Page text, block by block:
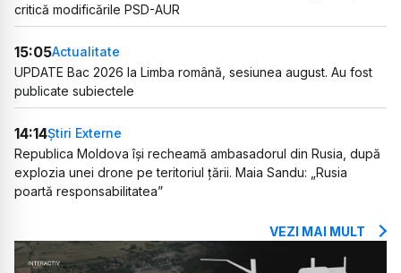
critică modificările PSD-AUR
15:05Actualitate
UPDATE Bac 2026 la Limba română, sesiunea august. Au fost
publicate subiectele
14:14Știri Externe
Republica Moldova își recheamă ambasadorul din Rusia, după
explozia unei drone pe teritoriul țării. Maia Sandu: „Rusia
poartă responsabilitatea”
VEZI MAI MULT